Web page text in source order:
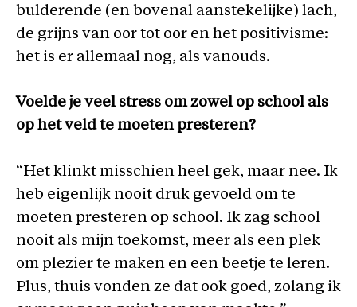
bulderende (en bovenal aanstekelijke) lach,
de grijns van oor tot oor en het positivisme:
het is er allemaal nog, als vanouds.
Voelde je veel stress om zowel op school als
op het veld te moeten presteren?
“Het klinkt misschien heel gek, maar nee. Ik
heb eigenlijk nooit druk gevoeld om te
moeten presteren op school. Ik zag school
nooit als mijn toekomst, meer als een plek
om plezier te maken en een beetje te leren.
Plus, thuis vonden ze dat ook goed, zolang ik